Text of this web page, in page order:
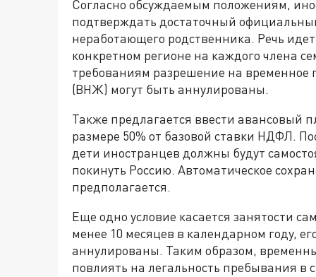
Согласно обсуждаемым положениям,
подтверждать достаточный
неработающего родственника. Речь
конкретном регионе на каждого члена
требованиям разрешение на
(ВНЖ) могут быть аннулированы.
Также предлагается ввести авансовый
размере 50% от базовой ставки НДФЛ.
дети иностранцев должны будут
покинуть Россию. Автоматическое
предполагается.
Еще одно условие касается занятости
менее 10 месяцев в календарном году,
аннулированы. Таким образом,
повлиять на легальность пребывания в